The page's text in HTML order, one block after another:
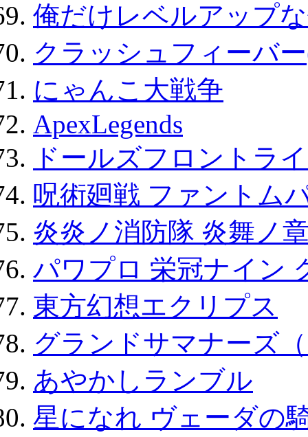
俺だけレベルアップ
クラッシュフィーバ
にゃんこ大戦争
ApexLegends
ドールズフロントラ
呪術廻戦 ファントム
炎炎ノ消防隊 炎舞ノ
パワプロ 栄冠ナイン
東方幻想エクリプス
グランドサマナーズ
あやかしランブル
星になれ ヴェーダの